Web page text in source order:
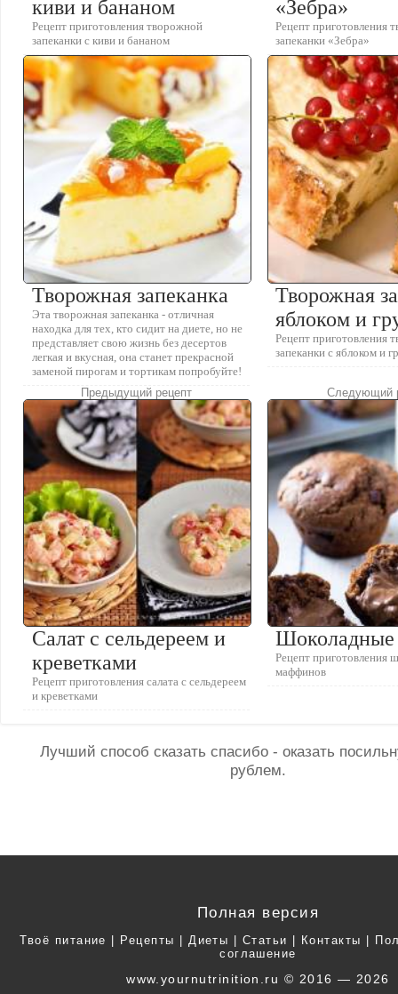
киви и бананом
Рецепт приготовления творожной
запеканки с киви и бананом
«Зебра»
Рецепт приготовления
запеканки «Зебра»
Творожная запеканка
Эта творожная запеканка - отличная
находка для тех, кто сидит на диете, но не
представляет свою жизнь без десертов
легкая и вкусная, она станет прекрасной
заменой пирогам и тортикам попробуйте!
Творожная
яблоком и
Рецепт приготовления
запеканки с яблоком и
Предыдущий рецепт
Салат с сельдереем и
креветками
Рецепт приготовления салата с сельдереем
и креветками
Следующий
Рецепт приготовления
маффинов
Лучший способ сказать спасибо - оказать
рублем.
Полная версия
Твоё питание Рецепты Диеты Статьи Контакты
соглашение
www.yournutrinition.ru © 2016 — 2026